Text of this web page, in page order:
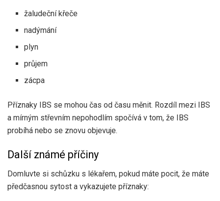
žaludeční křeče
nadýmání
plyn
průjem
zácpa
Příznaky IBS se mohou čas od času měnit. Rozdíl mezi IBS
a mírným střevním nepohodlím spočívá v tom, že IBS
probíhá nebo se znovu objevuje.
Další známé příčiny
Domluvte si schůzku s lékařem, pokud máte pocit, že máte
předčasnou sytost a vykazujete příznaky: